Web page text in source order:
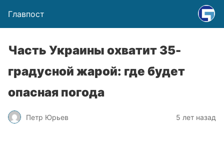
Главпост
Часть Украины охватит 35-
градусной жарой: где будет
опасная погода
Петр Юрьев 5 лет назад